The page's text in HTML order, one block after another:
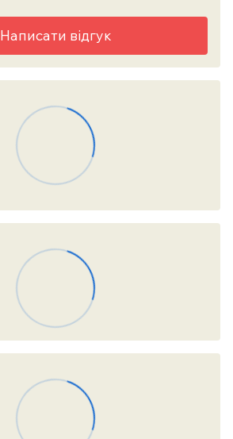
Написати відгук